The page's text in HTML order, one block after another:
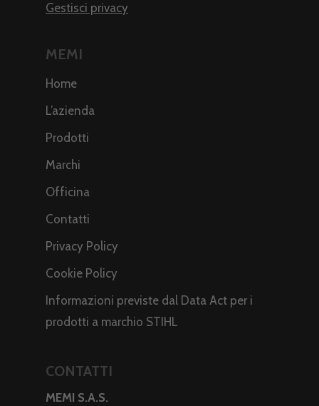
Gestisci privacy
MEMI
Home
L’azienda
Prodotti
Marchi
Officina
Contatti
Privacy Policy
Cookie Policy
Informazioni previste dal Data Act per i
prodotti a marchio STIHL
CONTATTI
MEMI S.A.S.